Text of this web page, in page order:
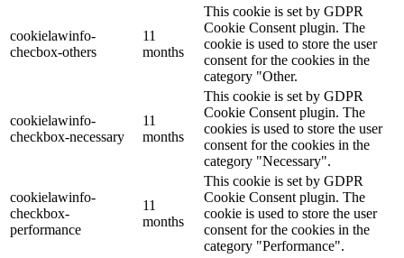
cookielawinfo-
checbox-others
11
months
This cookie is set by GDPR
Cookie Consent plugin. The
cookie is used to store the user
consent for the cookies in the
category "Other.
cookielawinfo-
checkbox-necessary
11
months
This cookie is set by GDPR
Cookie Consent plugin. The
cookies is used to store the user
consent for the cookies in the
category "Necessary".
cookielawinfo-
checkbox-
performance
11
months
This cookie is set by GDPR
Cookie Consent plugin. The
cookie is used to store the user
consent for the cookies in the
category "Performance".